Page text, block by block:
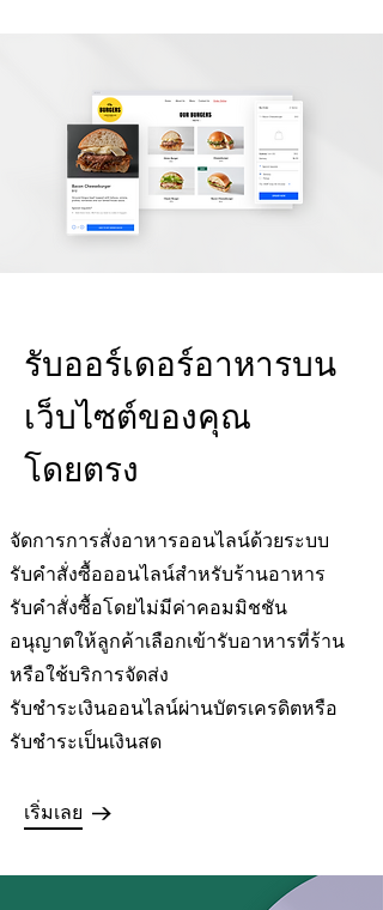
รับออร์เดอร์อาหารบน
เว็บไซต์ของคุณ
โดยตรง
จัดการการสั่งอาหารออนไลน์ด้วยระบบ
รับคำสั่งซื้อออนไลน์สำหรับร้านอาหาร
รับคำสั่งซื้อโดยไม่มีค่าคอมมิชชัน
อนุญาตให้ลูกค้าเลือกเข้ารับอาหารที่ร้าน
หรือใช้บริการจัดส่ง
รับชำระเงินออนไลน์ผ่านบัตรเครดิตหรือ
รับชำระเป็นเงินสด
เริ่มเลย